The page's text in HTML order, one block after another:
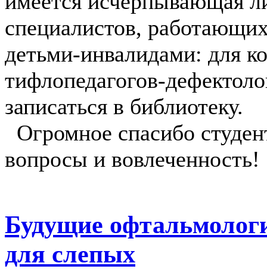
специалистов,
детьми-инвалидами: для
тифлопедагогов-
записаться в библиотеку.
Огромное спасибо
вопросы и вовлеченность!
Будущие
для слепых